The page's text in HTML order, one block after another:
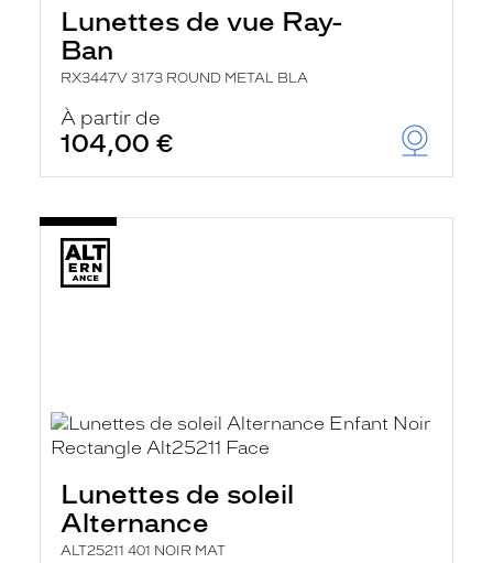
Lunettes de vue Ray-
Ban
RX3447V 3173 ROUND METAL BLA
À partir de
104,00 €
Lunettes de soleil
Alternance
ALT25211 401 NOIR MAT